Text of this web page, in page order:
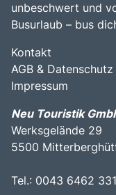
unbeschwert und
Busurlaub – bus
Kontakt
AGB & Datenschutz
Impressum
Neu Touristik
Werksgelände 29
5500
Tel.: 0043 6462